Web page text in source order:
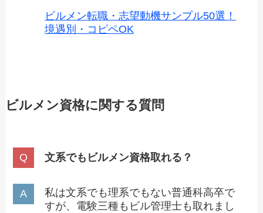
ビルメン転職・志望動機サンプル50選！
境遇別・コピペOK
ビルメン資格に関する質問
文系でもビルメン資格取れる？
私は文系でも理系でもない普通科高卒で
すが、電験三種もビル管理士も取れまし